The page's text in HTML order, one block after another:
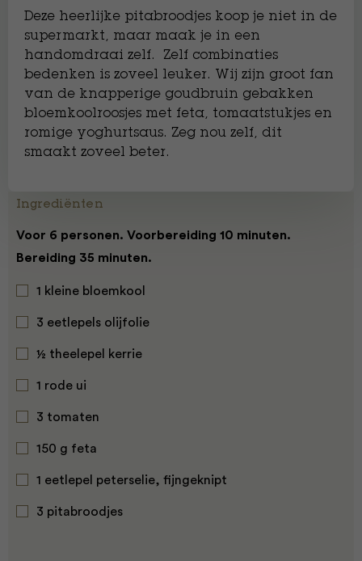
Deze heerlijke pitabroodjes koop je niet in de
supermarkt, maar maak je in een
handomdraai zelf. Zelf combinaties
bedenken is zoveel leuker. Wij zijn groot fan
van de knapperige goudbruin gebakken
bloemkoolroosjes met feta, tomaatstukjes en
romige yoghurtsaus. Zeg nou zelf, dit
smaakt zoveel beter.
Ingrediënten
Voor 6 personen. Voorbereiding 10 minuten.
Bereiding 35 minuten.
1 kleine bloemkool
3 eetlepels olijfolie
½ theelepel kerrie
1 rode ui
3 tomaten
150 g feta
1 eetlepel peterselie, fijngeknipt
3 pitabroodjes